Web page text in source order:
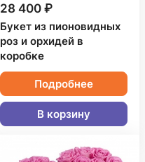
28 400 ₽
Букет из пионовидных
роз и орхидей в
коробке
Подробнее
В корзину